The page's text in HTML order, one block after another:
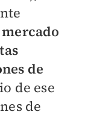
de
de ese
de